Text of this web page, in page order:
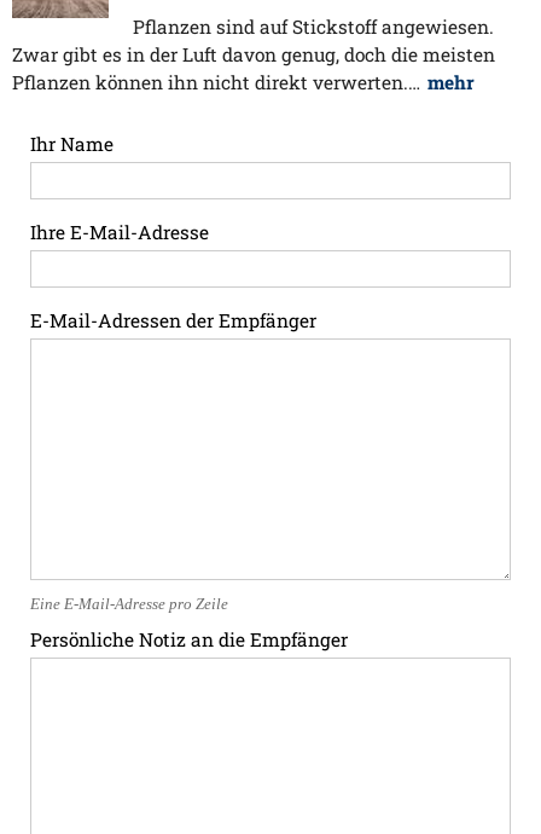
Pflanzen sind auf Stickstoff angewiesen.
Zwar gibt es in der Luft davon genug, doch die meisten
Pflanzen können ihn nicht direkt verwerten.… mehr
Ihr Name
Ihre E-Mail-Adresse
E-Mail-Adressen der Empfänger
Eine E-Mail-Adresse pro Zeile
Persönliche Notiz an die Empfänger